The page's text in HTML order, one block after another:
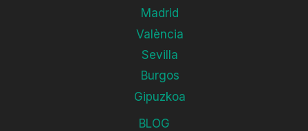
Madrid
València
Sevilla
Burgos
Gipuzkoa
BLOG